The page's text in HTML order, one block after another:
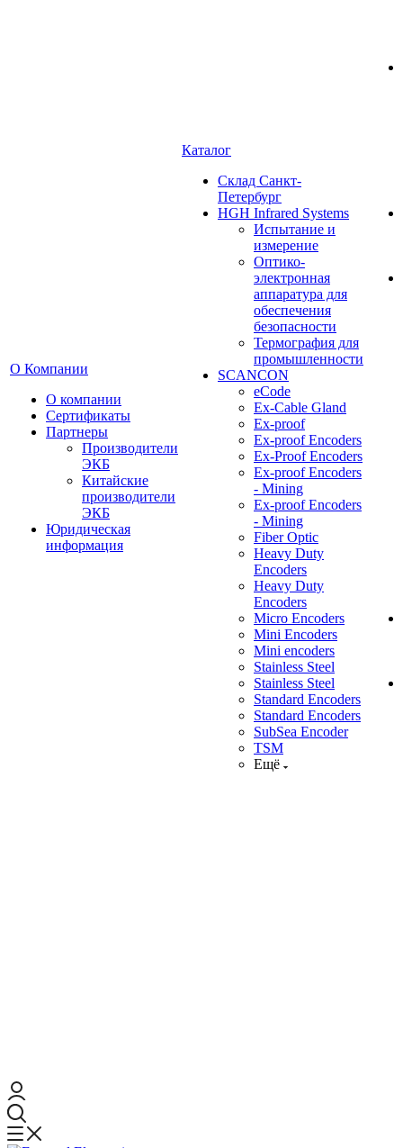
О Компании
О компании
Сертификаты
Партнеры
Производители
ЭКБ
Китайские
производители
ЭКБ
Юридическая
информация
Каталог
Cклад Санкт-
Петербург
HGH Infrared Systems
Испытание и
измерение
Оптико-
электронная
аппаратура для
обеспечения
безопасности
Термография для
промышленности
SCANCON
eCode
Ex-Cable Gland
Ex-proof
Ex-proof Encoders
Ex-Proof Encoders
Ex-proof Encoders
- Mining
Ex-proof Encoders
- Mining
Fiber Optic
Heavy Duty
Encoders
Heavy Duty
Encoders
Micro Encoders
Mini Encoders
Mini encoders
Stainless Steel
Stainless Steel
Standard Encoders
Standard Encoders
SubSea Encoder
TSM
Ещё